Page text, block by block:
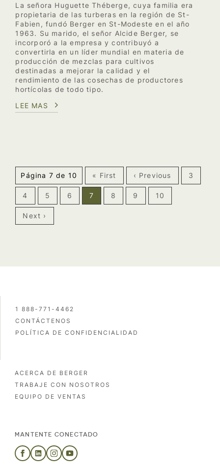
La señora Huguette Théberge, cuya familia era
propietaria de las turberas en la región de St-
Fabien, fundó Berger en St-Modeste en el año
1963. Su marido, el señor Alcide Berger, se
incorporó a la empresa y contribuyó a
convertirla en un líder mundial en materia de
producción de mezclas para cultivos
destinadas a mejorar la calidad y el
rendimiento de las cosechas de productores
hortícolas de todo tipo.
LEE MAS
Página 7 de 10 « First ‹ Previous 3
4 5 6 7 8 9 10
Next ›
1 888-771-4462
CONTÁCTENOS
POLÍTICA DE CONFIDENCIALIDAD
ACERCA DE BERGER
TRABAJE CON NOSOTROS
EQUIPO DE VENTAS
MANTENTE CONECTADO